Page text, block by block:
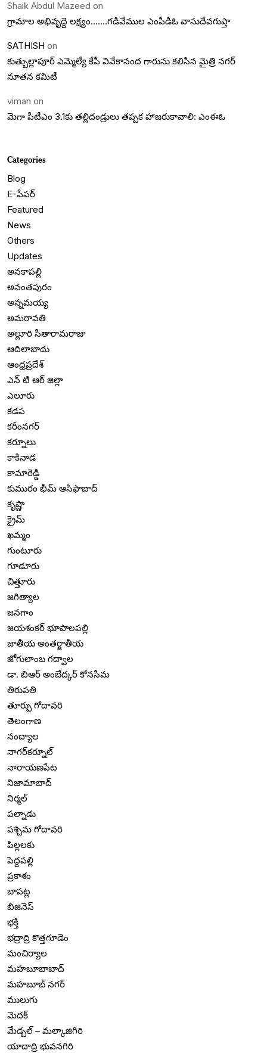
Shaik Abdul Mazeed on
గ్రామాల అభివృద్దె లక్ష్యం…….గడివేముల ఎంపీడీఓ వాసుదేవగుప్తా
SATHISH on
కుత్బుల్లాపూర్ ఎమ్మెల్యే కేపీ వివేకానంద గారును కలిసిన మైత్రి నగర్
నూతన కమిటీ
viman on
మెగా పీటీఎం 3.1కు తల్లిదండ్రులు తప్పక హాజరుకావాలి: ఎంఈఓ
Categories
Blog
E-పేపర్
Featured
News
Others
Updates
అనకాపల్లి
అనంతపురం
అన్నమయ్య
అమరావతి
అల్లూరి సీతారామరాజు
ఆదిలాబాదు
ఆంధ్రప్రదేశ్
ఎన్ టి ఆర్ జిల్లా
ఎలూరు
కడప
కరీంనగర్
కర్నూలు
కాకినాడ
కామారెడ్డి
కుమురం భీమ్ ఆసిఫాబాద్
కృష్ణా
క్రైమ్
ఖమ్మం
గుంటూరు
గూడూరు
చిత్తూరు
జగిత్యాల
జనగాం
జయశంకర్ భూపాలపల్లి
జాతీయ అంతర్జాతీయ
జోగులాంబ గద్వాల
డా. బిఆర్ అంబేద్కర్ కోనసీమ
తిరుపతి
తూర్పు గోదావరి
తెలంగాణ
నంద్యాల
నాగర్‌కర్నూల్
నారాయణపేట
నిజామాబాద్
నిర్మల్
పల్నాడు
పశ్చిమ గోదావరి
పిల్లలకు
పెద్దపల్లి
ప్రకాశం
బాపట్ల
బిజినెస్
భక్తి
భద్రాద్రి కొత్తగూడెం
మంచిర్యాల
మహబూబాబాద్
మహబూబ్ నగర్
ములుగు
మెదక్
మేడ్చల్ – మల్కాజిగిరి
యాదాద్రి భువనగిరి